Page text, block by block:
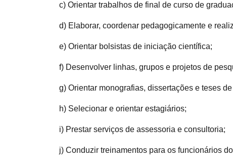
c) Orientar trabalhos de final de curso de
d) Elaborar, coordenar pedagogicamente e
e) Orientar bolsistas de iniciação científica;
f) Desenvolver linhas, grupos e projetos de
g) Orientar monografias, dissertações e teses
h) Selecionar e orientar estagiários;
i) Prestar serviços de assessoria e consultoria;
j) Conduzir treinamentos para os funcionários